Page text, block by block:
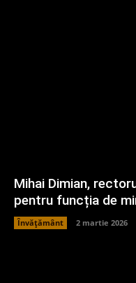
Mihai Dimian,
pentru funcția de
Învățământ 2 martie 2026